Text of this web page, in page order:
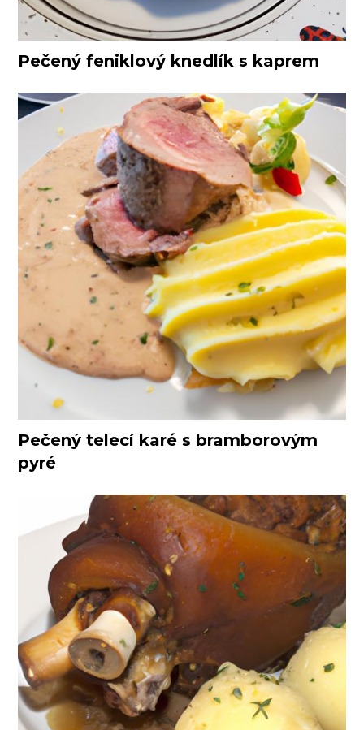
Pečený feniklový knedlík s kaprem
Pečený telecí karé s bramborovým
pyré